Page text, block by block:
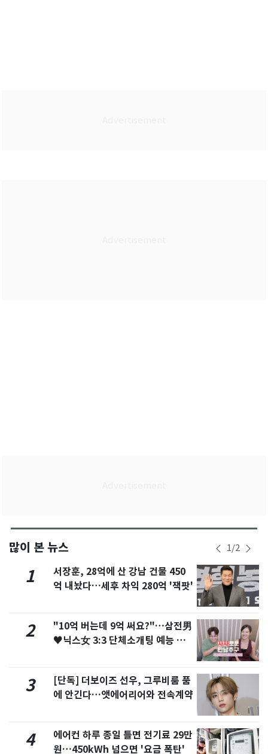
많이 본 뉴스 1/2
1
서장훈, 28억에 산 강남 건물 450
억 내놨다…세후 차익 280억 '잭팟'
2
"10억 버는데 9억 써요?"…삼전男
♥닉스女 3:3 단체소개팅 예능 화
3
[단독] 더보이즈 선우, 그루비룸 품
에 안긴다…앳에어리어와 전속계약
4
에어컨 하루 종일 틀면 전기료 29만
원…450kWh 넘으면 '요금 폭탄'